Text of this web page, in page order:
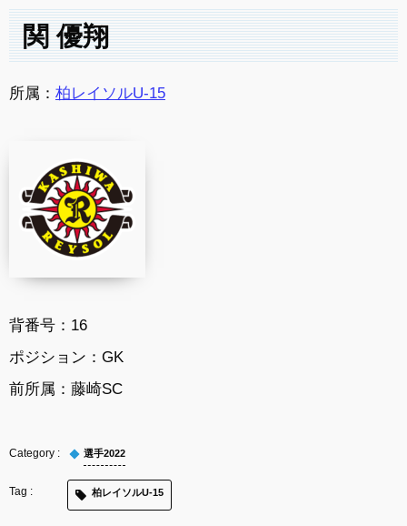
関 優翔
所属： 柏レイソルU-15
背番号：16
ポジション：GK
前所属： 藤崎SC
選手2022
柏レイソルU-15